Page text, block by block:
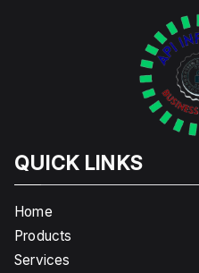
QUICK LINKS
Home
Products
Services